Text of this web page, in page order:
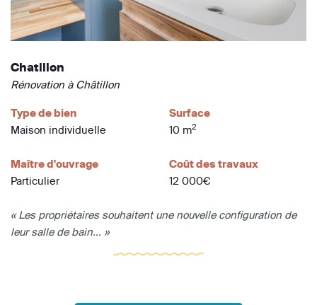
Chatillon
Rénovation à Châtillon
Type de bien
Maison individuelle
Surface
10 m2
Maître d'ouvrage
Particulier
Coût des travaux
12 000€
« Les propriétaires souhaitent une nouvelle configuration de
leur salle de bain... »